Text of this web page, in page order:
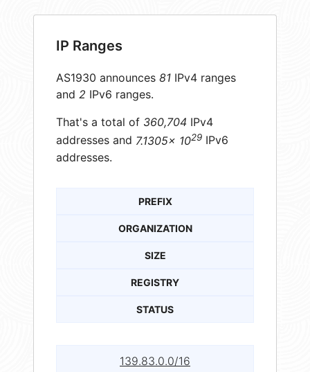
IP Ranges
AS1930 announces 81 IPv4 ranges
and 2 IPv6 ranges.
That's a total of 360,704 IPv4
addresses and 7.1305× 1029 IPv6
addresses.
PREFIX
ORGANIZATION
SIZE
REGISTRY
STATUS
139.83.0.0/16